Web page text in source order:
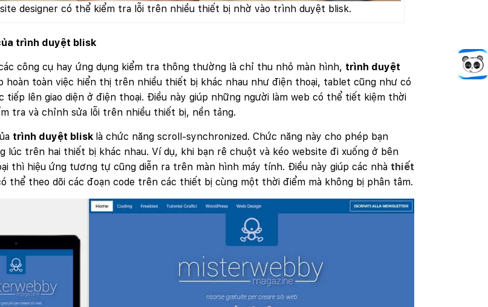
designer có thể kiểm tra lỗi trên nhiều thiết bị nhờ vào trình duyệt blisk.
trình duyệt blisk
công cụ hay ứng dụng kiểm tra thông thường là chỉ thu nhỏ màn hình, trình duyệt
hoàn toàn việc hiển thị trên nhiều thiết bị khác nhau như điện thoại, tablet cũng như có
lên giao diện ở điện thoại. Điều này giúp những người làm web có thể tiết kiệm thời
tra và chỉnh sửa lỗi trên nhiều thiết bị, nền tảng.
trình duyệt blisk là chức năng scroll-synchronized. Chức năng này cho phép bạn
lúc trên hai thiết bị khác nhau. Ví dụ, khi bạn rê chuột và kéo website đi xuống ở bên
thì hiệu ứng tương tự cũng diễn ra trên màn hình máy tính. Điều này giúp các nhà thiết
thể theo dõi các đoạn code trên các thiết bị cùng một thời điểm mà không bị phân tâm.